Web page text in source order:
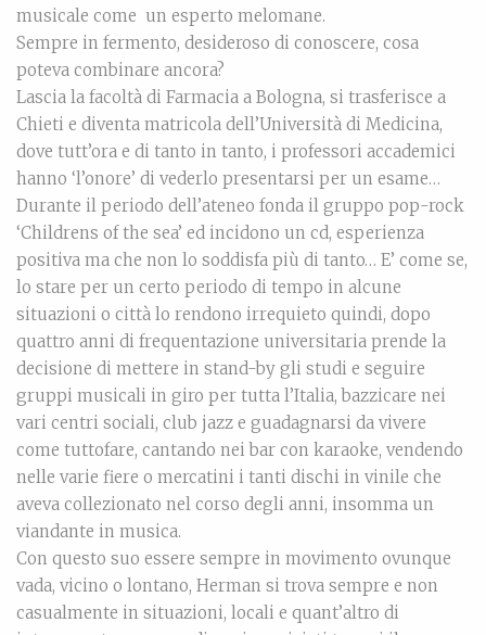
musicale come un esperto melomane.
Sempre in fermento, desideroso di conoscere, cosa
poteva combinare ancora?
Lascia la facoltà di Farmacia a Bologna, si trasferisce a
Chieti e diventa matricola dell’Università di Medicina,
dove tutt’ora e di tanto in tanto, i professori accademici
hanno ‘l’onore’ di vederlo presentarsi per un esame…
Durante il periodo dell’ateneo fonda il gruppo pop-rock
‘Childrens of the sea’ ed incidono un cd, esperienza
positiva ma che non lo soddisfa più di tanto… E’ come se,
lo stare per un certo periodo di tempo in alcune
situazioni o città lo rendono irrequieto quindi, dopo
quattro anni di frequentazione universitaria prende la
decisione di mettere in stand-by gli studi e seguire
gruppi musicali in giro per tutta l’Italia, bazzicare nei
vari centri sociali, club jazz e guadagnarsi da vivere
come tuttofare, cantando nei bar con karaoke, vendendo
nelle varie fiere o mercatini i tanti dischi in vinile che
aveva collezionato nel corso degli anni, insomma un
viandante in musica.
Con questo suo essere sempre in movimento ovunque
vada, vicino o lontano, Herman si trova sempre e non
casualmente in situazioni, locali e quant’altro di